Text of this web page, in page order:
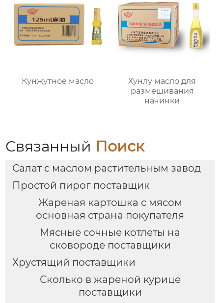
Кунжутное масло
Хунлу масло для
размешивания
начинки
Связанный Поиск
Салат с маслом растительным завод
Простой пирог поставщик
Жареная картошка с мясом
основная страна покупателя
Мясные сочные котлеты на
сковороде поставщики
Хрустящий поставщики
Сколько в жареной курице
поставщики